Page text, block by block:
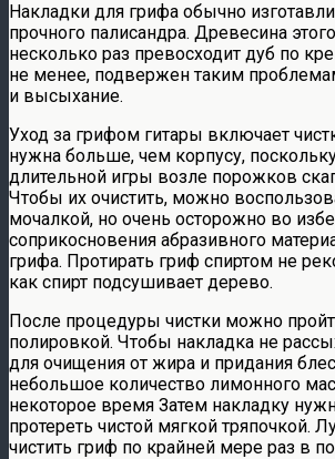
Накладки для грифа обычно
прочного палисандра. Древесина
несколько раз превосходит дуб по
не менее, подвержен таким
и высыхание.
Уход за грифом гитары включает
нужна больше, чем корпусу,
длительной игры возле порожков
Чтобы их очистить, можно
мочалкой, но очень осторожно во
соприкосновения абразивного
грифа. Протирать гриф спиртом не
как спирт подсушивает дерево.
После процедуры чистки можно
полировкой. Чтобы накладка не
для очищения от жира и придания
небольшое количество лимонного
некоторое время Затем накладку
протереть чистой мягкой тряпочкой.
чистить гриф по крайней мере раз в